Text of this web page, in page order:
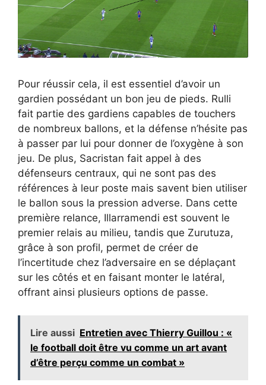
Pour réussir cela, il est essentiel d’avoir un
gardien possédant un bon jeu de pieds. Rulli
fait partie des gardiens capables de touchers
de nombreux ballons, et la défense n’hésite pas
à passer par lui pour donner de l’oxygène à son
jeu. De plus, Sacristan fait appel à des
défenseurs centraux, qui ne sont pas des
références à leur poste mais savent bien utiliser
le ballon sous la pression adverse. Dans cette
première relance, Illarramendi est souvent le
premier relais au milieu, tandis que Zurutuza,
grâce à son profil, permet de créer de
l’incertitude chez l’adversaire en se déplaçant
sur les côtés et en faisant monter le latéral,
offrant ainsi plusieurs options de passe.
Lire aussi Entretien avec Thierry Guillou : «
le football doit être vu comme un art avant
d’être perçu comme un combat »